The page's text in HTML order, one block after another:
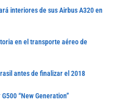
interiores de sus Airbus A320 en
en el transporte aéreo de
antes de finalizar el 2018
“New Generation”